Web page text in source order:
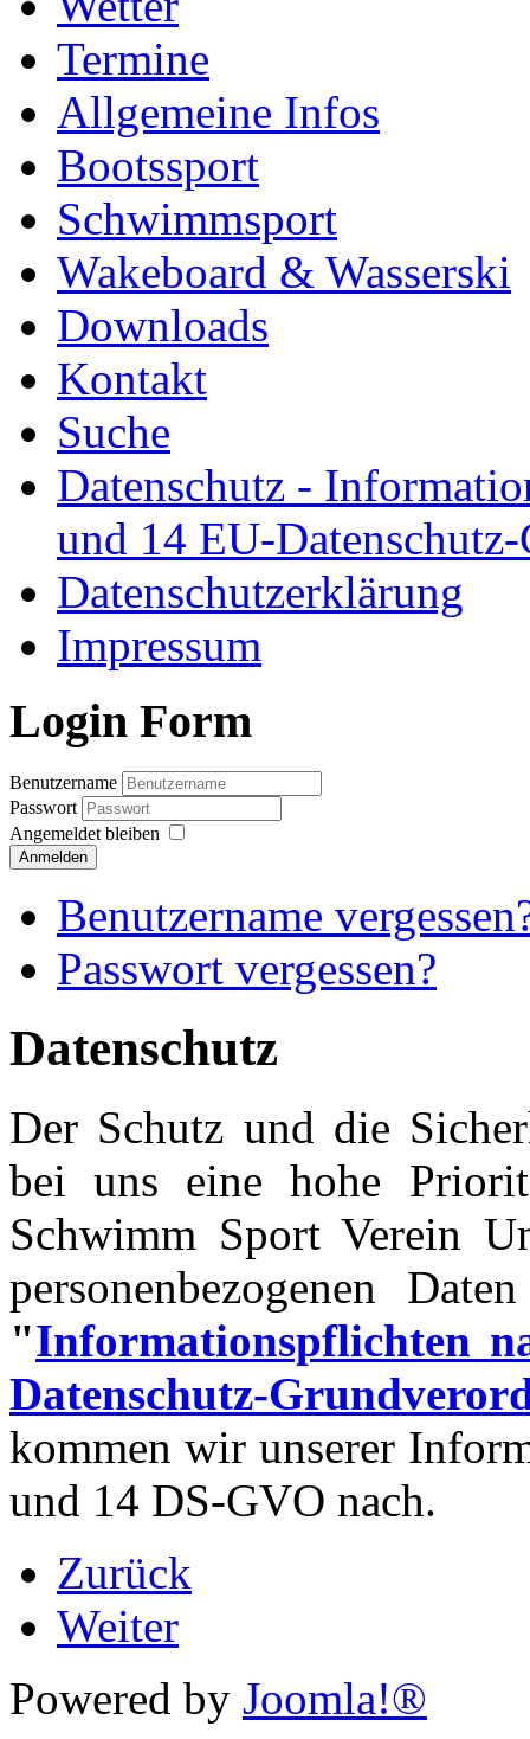
Termine
Allgemeine Infos
Bootssport
Schwimmsport
Wakeboard & Wasserski
Downloads
Kontakt
Suche
Datenschutz -
und 14 EU-
Datenschutzerklärung
Impressum
Login Form
Benutzername
Passwort
Angemeldet bleiben
Anmelden
Benutzername
Passwort vergessen?
Datenschutz
Der Schutz und die
bei uns eine hohe
Schwimm Sport Verein
personenbezogenen
"Informationspflichten
Datenschutz-
kommen wir unserer
und 14 DS-GVO nach.
Zurück
Weiter
Powered by Joomla!®